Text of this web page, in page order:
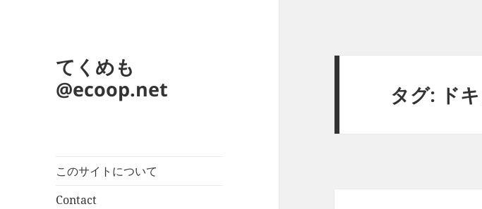
てくめも
@ecoop.net
このサイトについて
Contact
タグ: ド